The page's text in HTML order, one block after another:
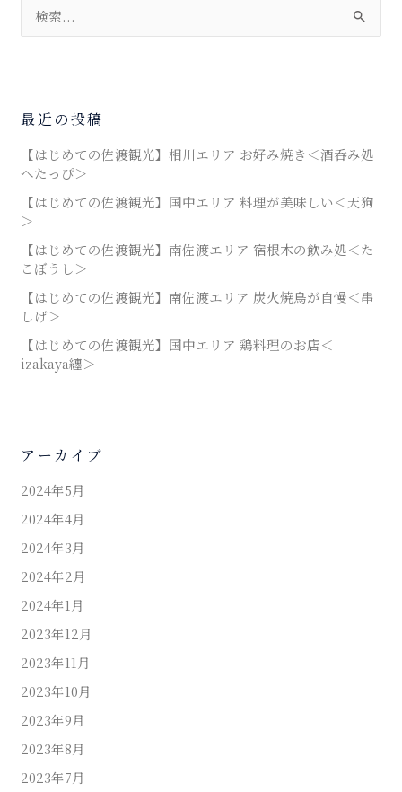
:最近の投稿
【はじめての佐渡観光】相川エリア お好み焼き＜酒呑み処
へたっぴ＞
【はじめての佐渡観光】国中エリア 料理が美味しい＜天狗
＞
【はじめての佐渡観光】南佐渡エリア 宿根木の飲み処＜た
こぼうし＞
【はじめての佐渡観光】南佐渡エリア 炭火焼鳥が自慢＜串
しげ＞
【はじめての佐渡観光】国中エリア 鶏料理のお店＜
izakaya纏＞
アーカイブ
2024年5月
2024年4月
2024年3月
2024年2月
2024年1月
2023年12月
2023年11月
2023年10月
2023年9月
2023年8月
2023年7月